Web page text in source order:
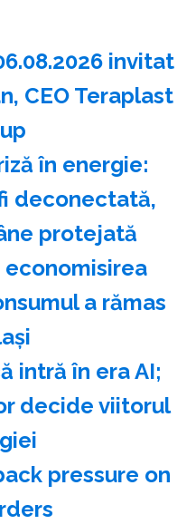
invitat
CEO Teraplast
în energie:
deconectată,
protejată
a rămas
intră în era AI;
decide viitorul
pressure on